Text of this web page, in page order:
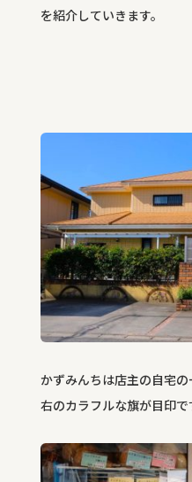
を紹介していきます。
かずみんちは店主の自宅
右のカラフルな旗が目印で